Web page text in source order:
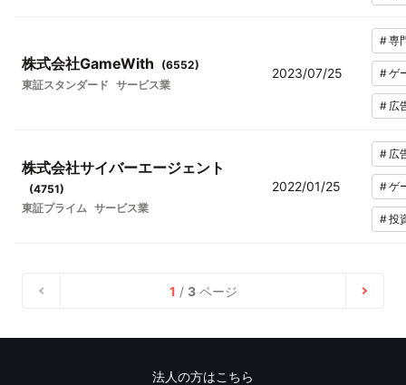
株式会社GameWith (6552)
東証スタンダード サービス業
2023/07/25
#専
#ゲ
# 広
株式会社サイバーエージェント
(4751)
東証プライム サービス業
2022/01/25
# 広
#ゲ
#投
1 / 3ページ
法人の方はこちら